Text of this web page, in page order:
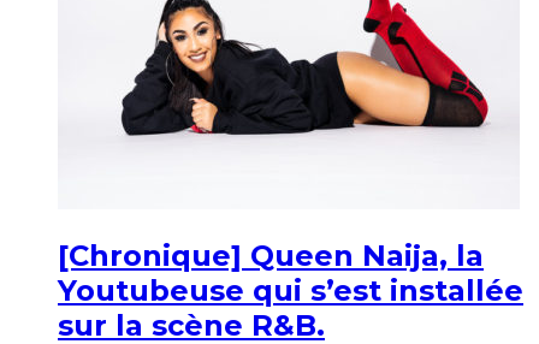
[Chronique] Queen Naija, la
Youtubeuse qui s’est installée
sur la scène R&B.